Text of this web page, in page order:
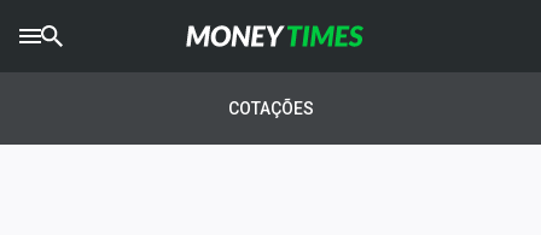
AGROTIMES
COTAÇÕES